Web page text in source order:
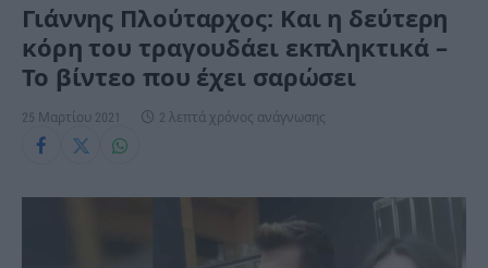
Γιάννης Πλούταρχος: Και η δεύτερη
κόρη του τραγουδάει εκπληκτικά –
Το βίντεο που έχει σαρώσει
25 Μαρτίου 2021 2 λεπτά χρόνος ανάγνωσης